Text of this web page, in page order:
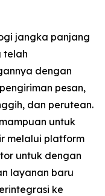
jangka panjang
telah
dengan
pesan,
dan perutean.
untuk
melalui platform
untuk dengan
layanan baru
ke